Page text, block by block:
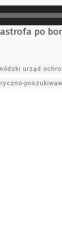
po
urząd